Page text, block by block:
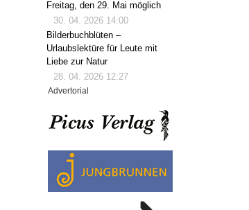
Freitag, den 29. Mai möglich
30. 04. 2026 14:00
Bilderbuchblüten –
Urlaubslektüre für Leute mit
Liebe zur Natur
28. 04. 2026 12:27
Advertorial